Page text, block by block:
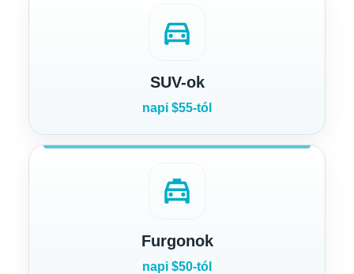
directions_car
SUV-ok
napi $55-tól
local_taxi
Furgonok
napi $50-tól